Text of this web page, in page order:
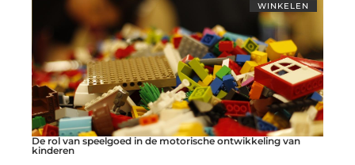
WINKELEN
De rol van speelgoed in de motorische ontwikkeling van
kinderen